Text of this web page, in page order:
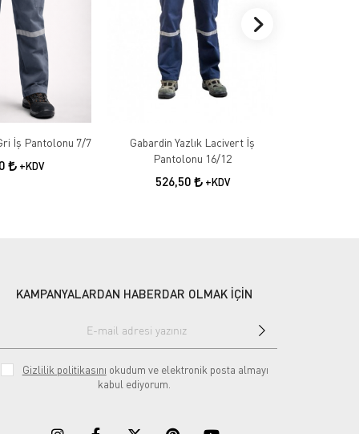
Gabardin Kışlık Gri İş Pantolonu 7/7
+KDV
Gabardin Yazlık Lacivert İş
Pantolonu 16/12
526,50 +KDV
KAMPANYALARDAN HABERDAR OLMAK İÇİN
Gizlilik politikasını okudum ve elektronik posta almayı
kabul ediyorum.